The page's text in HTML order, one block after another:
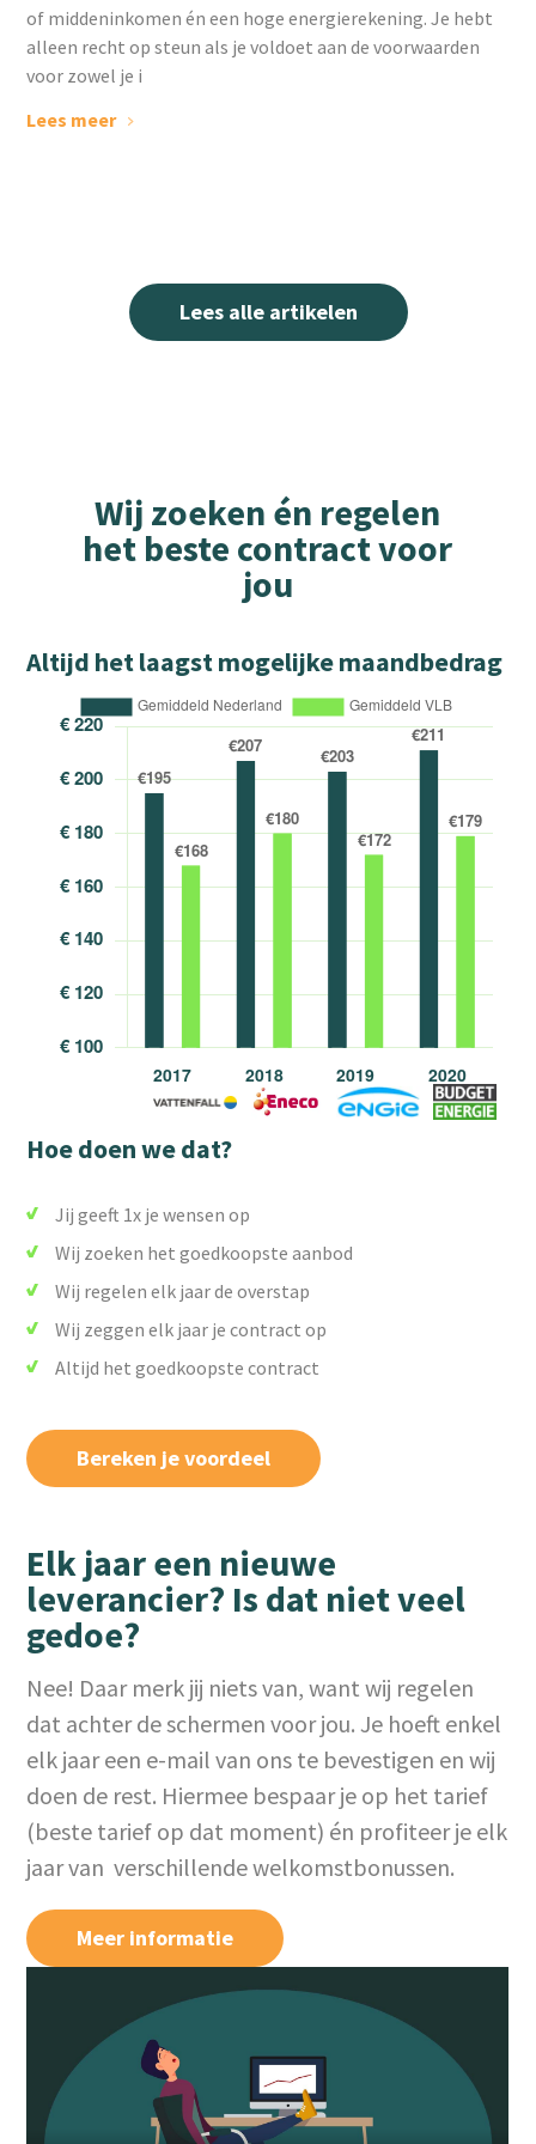
of middeninkomen én een hoge energierekening. Je hebt
alleen recht op steun als je voldoet aan de voorwaarden
voor zowel je i
Lees meer
Lees alle artikelen
Wij zoeken én regelen
het beste contract voor
jou
Altijd het laagst mogelijke maandbedrag
Hoe doen we dat?
Jij geeft 1x je wensen op
Wij zoeken het goedkoopste aanbod
Wij regelen elk jaar de overstap
Wij zeggen elk jaar je contract op
Altijd het goedkoopste contract
Bereken je voordeel
Elk jaar een nieuwe
leverancier? Is dat niet veel
gedoe?
Nee! Daar merk jij niets van, want wij regelen
dat achter de schermen voor jou. Je hoeft enkel
elk jaar een e-mail van ons te bevestigen en wij
doen de rest. Hiermee bespaar je op het tarief
(beste tarief op dat moment) én profiteer je elk
jaar van verschillende welkomstbonussen.
Meer informatie